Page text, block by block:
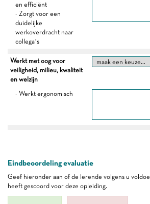
en efficiënt
- Zorgt voor een
duidelijke
werkoverdracht naar
collega’s
Werkt met oog voor
veiligheid, milieu, kwaliteit
en welzijn
- Werkt ergonomisch
Eindbeoordeling evaluatie
Geef hieronder aan of de lerende volgens u
heeft gescoord voor deze opleiding.